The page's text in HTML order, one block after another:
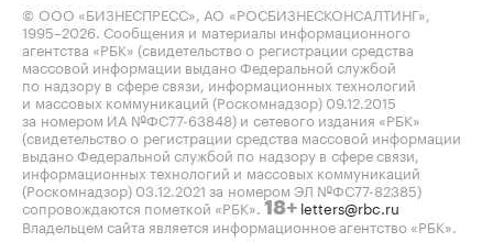
© ООО «БИЗНЕСПРЕСС», АО «РОСБИЗНЕСКОНСАЛТИНГ»,
1995–2026 . Сообщения и материалы информационного
агентства «РБК» (свидетельство о регистрации средства
массовой информации выдано Федеральной службой
по надзору в сфере связи, информационных технологий
и массовых коммуникаций (Роскомнадзор) 09.12.2015
за номером ИА №ФС77-63848) и сетевого издания «РБК»
(свидетельство о регистрации средства массовой информации
выдано Федеральной службой по надзору в сфере связи,
информационных технологий и массовых коммуникаций
(Роскомнадзор) 03.12.2021 за номером ЭЛ №ФС77-82385)
сопровождаются пометкой «РБК». 18+ letters@rbc.ru
Владельцем сайта является информационное агентство «РБК».